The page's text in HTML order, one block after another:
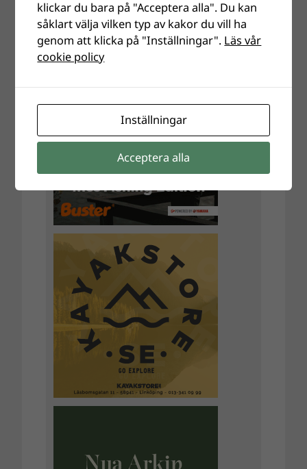
klickar du bara på "Acceptera alla". Du kan
såklart välja vilken typ av kakor du vill ha
genom att klicka på "Inställningar". Läs vår
cookie policy
Inställningar
Acceptera alla